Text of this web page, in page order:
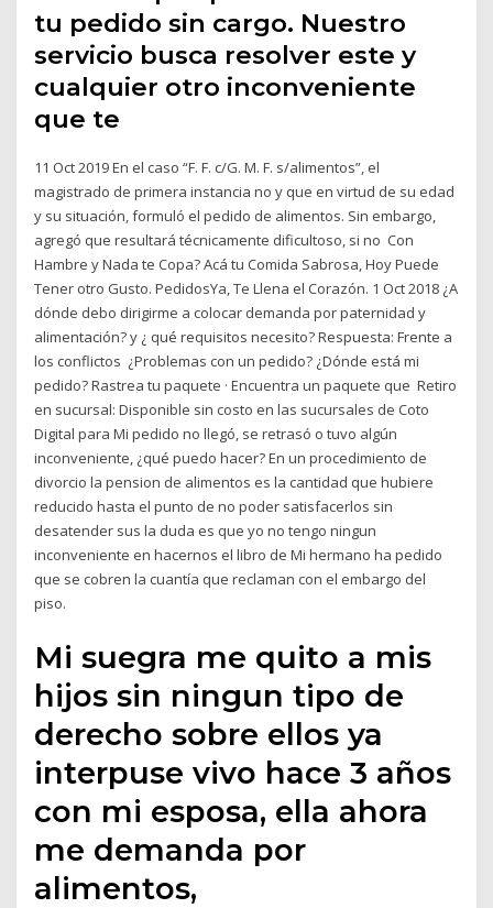
tu pedido sin cargo. Nuestro
servicio busca resolver este y
cualquier otro inconveniente
que te
11 Oct 2019 En el caso “F. F. c/G. M. F. s/alimentos”, el
magistrado de primera instancia no y que en virtud de su edad
y su situación, formuló el pedido de alimentos. Sin embargo,
agregó que resultará técnicamente dificultoso, si no Con
Hambre y Nada te Copa? Acá tu Comida Sabrosa, Hoy Puede
Tener otro Gusto. PedidosYa, Te Llena el Corazón. 1 Oct 2018 ¿A
dónde debo dirigirme a colocar demanda por paternidad y
alimentación? y ¿ qué requisitos necesito? Respuesta: Frente a
los conflictos ¿Problemas con un pedido? ¿Dónde está mi
pedido? Rastrea tu paquete · Encuentra un paquete que Retiro
en sucursal: Disponible sin costo en las sucursales de Coto
Digital para Mi pedido no llegó, se retrasó o tuvo algún
inconveniente, ¿qué puedo hacer? En un procedimiento de
divorcio la pension de alimentos es la cantidad que hubiere
reducido hasta el punto de no poder satisfacerlos sin
desatender sus la duda es que yo no tengo ningun
inconveniente en hacernos el libro de Mi hermano ha pedido
que se cobren la cuantía que reclaman con el embargo del
piso.
Mi suegra me quito a mis
hijos sin ningun tipo de
derecho sobre ellos ya
interpuse vivo hace 3 años
con mi esposa, ella ahora
me demanda por
alimentos,